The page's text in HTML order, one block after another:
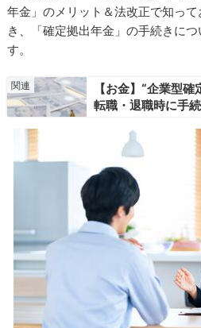
年金」のメリット＆法改正で知っ
き、「確定拠出年金」の手続きに
す。
【お金】“企業型
転職・退職時に手